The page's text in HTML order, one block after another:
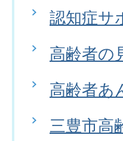
認知症サ
高齢者の
高齢者あ
三豊市高